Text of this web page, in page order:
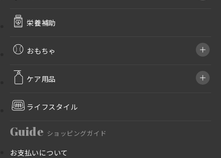
栄養補助
おもちゃ
ケア用品
ライフスタイル
Guide ショッピングガイド
お支払いについて